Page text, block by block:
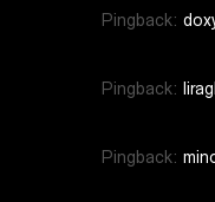
Pingback:
Pingback:
Pingback: